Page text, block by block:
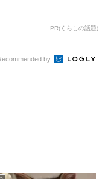
PR(くらしの話題)
by